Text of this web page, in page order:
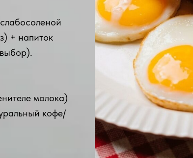
+ напиток
молока)
кофе/